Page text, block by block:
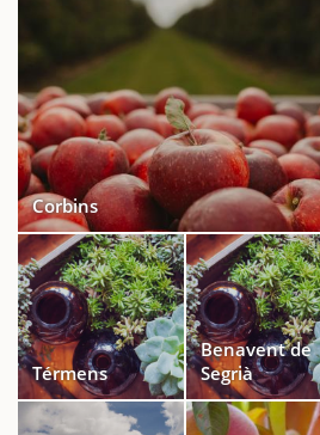
Corbins
Térmens
Benavent de
Segrià